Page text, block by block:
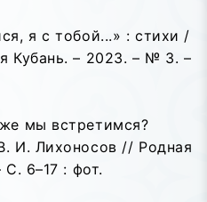
я с тобой...» : стихи /
Кубань. – 2023. – № 3. –
мы встретимся?
И. Лихоносов // Родная
6–17 : фот.